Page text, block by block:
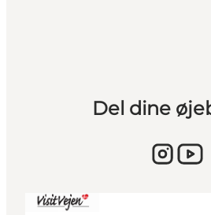
Del dine